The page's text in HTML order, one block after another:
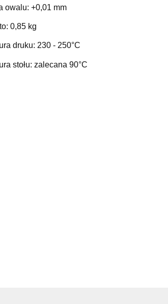
owalu: +0,01 mm
0,85 kg
druku: 230 - 250°C
stołu: zalecana 90°C